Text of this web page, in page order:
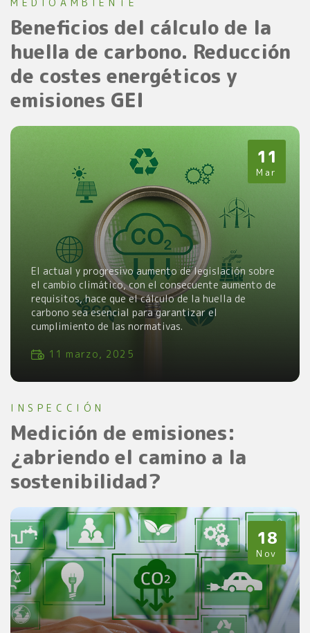
Beneficios del cálculo de la
huella de carbono. Reducción
de costes energéticos y
emisiones GEI
11
Mar
El actual y progresivo aumento de legislación sobre
el cambio climático, con el consecuente aumento de
requisitos, hace que el cálculo de la huella de
carbono sea esencial para garantizar el
cumplimiento de las normativas.
11 marzo, 2025
INSPECCIÓN
Medición de emisiones:
¿abriendo el camino a la
sostenibilidad?
18
Nov